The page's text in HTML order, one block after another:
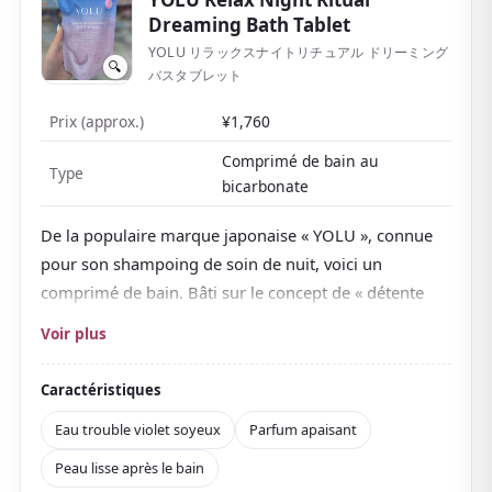
Une riche gamme, dont des versions au bicarbonate
et au sel, le rend amusant à choisir selon le parfum ou
les préférences.
🔍
Dreaming Bath Tablet
YOLU リラックスナイトリチュアル ドリーミング
バスタブレット
Prix (approx.) ¥1,760
Type
Comprimé de bain au
bicarbonate
De la populaire marque japonaise « YOLU », connue
pour son shampoing de soin de nuit, voici un
comprimé de bain. Bâti sur le concept de « détente
veut se relaxer le soir.
Plongez-le et il pétille en se dissolvant, teintant l'eau
d'unbain trouble violet soyeux. L'eau est si joliment
opaque qu'on ne voit pas sa main au travers — une
vision qui remonte le moral.
Voir plus
Caractéristiques
Eau trouble violet soyeux
Parfum apaisant
Peau lisse après le bain